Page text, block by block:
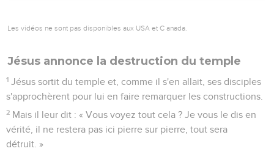
Les vidéos ne sont pas disponibles aux USA et C anada.
Jésus annonce la destruction du temple
1 Jésus sortit du temple et, comme il s'en allait, ses disciples
s'approchèrent pour lui en faire remarquer les constructions.
2 Mais il leur dit : « Vous voyez tout cela ? Je vous le dis en
vérité, il ne restera pas ici pierre sur pierre, tout sera
détruit. »